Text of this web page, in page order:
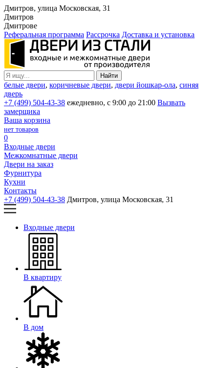
Дмитров, улица Московская, 31
Дмитров
Дмитрове
Реферальная программа Рассрочка Доставка и установка
белые двери, коричневые двери, двери йошкар-ола, синяя
дверь
+7 (499) 504-43-38 ежедневно, с 9:00 до 21:00 Вызвать
замерщика
Ваша корзина
нет товаров
0
Входные двери
Межкомнатные двери
Двери на заказ
Фурнитура
Кухни
Контакты
+7 (499) 504-43-38 Дмитров, улица Московская, 31
Входные двери
В квартиру
В дом